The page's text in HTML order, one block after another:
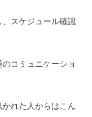
スケジュール確認
コミュニケーショ
れた人からはこん